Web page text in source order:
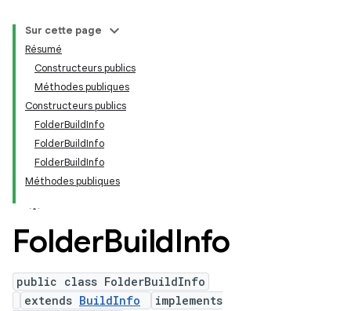
Sur cette page
Résumé
Constructeurs publics
Méthodes publiques
Constructeurs publics
FolderBuildInfo
FolderBuildInfo
FolderBuildInfo
Méthodes publiques
FolderBuildInfo
public class FolderBuildInfo
extends BuildInfo
implements